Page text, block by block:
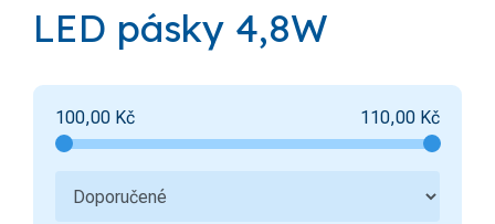
LED pásky 4,8W
100,00 Kč 110,00 Kč